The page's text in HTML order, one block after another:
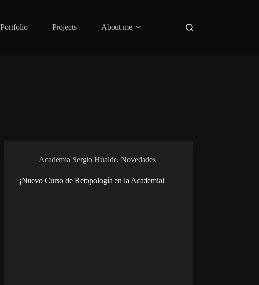
Portfolio Projects About me
Academia Sergio Hualde,Novedades
¡Nuevo Curso de Retopología en la Academia!